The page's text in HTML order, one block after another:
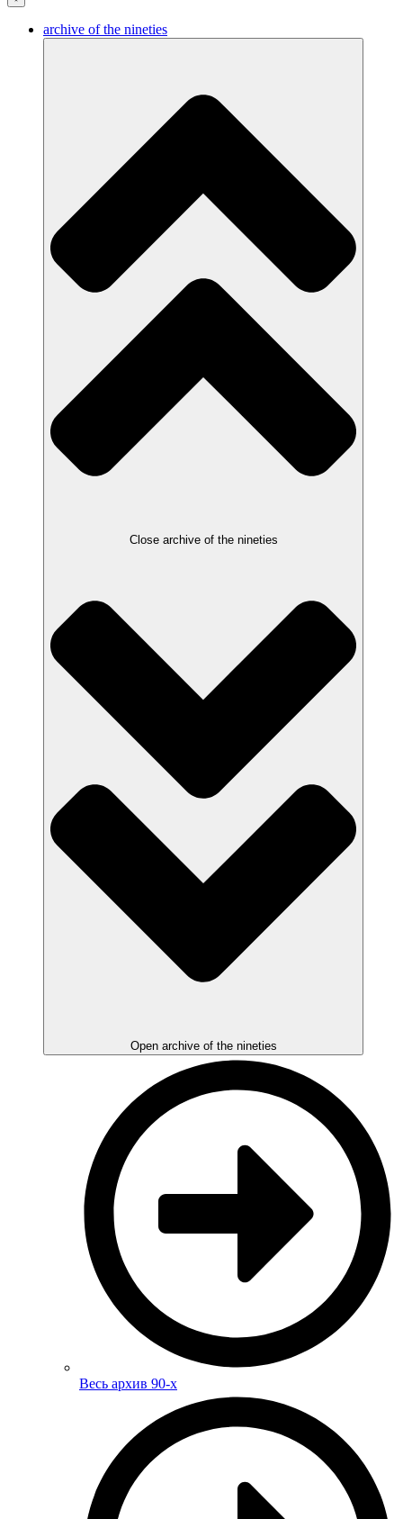
archive of the nineties
Close archive of the nineties
Open archive of the nineties
Весь архив 90-х